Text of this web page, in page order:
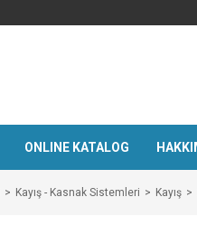
ONLINE KATALOG
Kayış - Kasnak Sistemleri Kayış